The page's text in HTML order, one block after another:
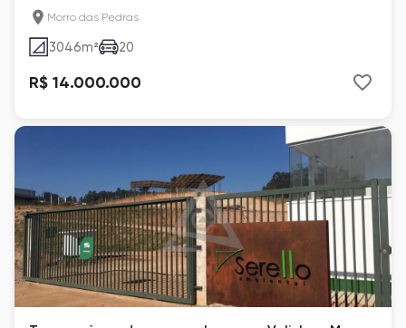
Morro das Pedras
3046m² 20
R$ 14.000.000